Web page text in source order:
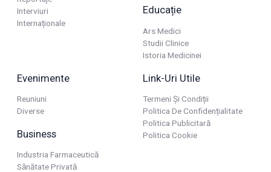
Interviuri
Internaționale
Educație
Ars Medici
Studii Clinice
Istoria Medicinei
Evenimente
Reuniuni
Diverse
Business
Industria Farmaceutică
Sănătate Privată
Link-Uri Utile
Termeni Și Condiții
Politica De Confidențialitate
Politica Publicitară
Politica Cookie